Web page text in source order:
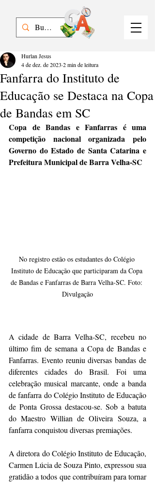
Fanfarra do Instituto de
Educação se Destaca na Copa
de Bandas em SC
Hurlan Jesus
4 de dez. de 2023 2 min de leitura
Copa de Bandas e Fanfarras é uma
competição nacional organizada pelo
Governo do Estado de Santa Catarina e
Prefeitura Municipal de Barra Velha-SC
No registro estão os estudantes do Colégio
Instituto de Educação que participaram da Copa
de Bandas e Fanfarras de Barra Velha-SC. Foto:
Divulgação
A cidade de Barra Velha-SC, recebeu no
último fim de semana a Copa de Bandas e
Fanfarras. Evento reuniu diversas bandas de
diferentes cidades do Brasil. Foi uma
celebração musical marcante, onde a banda
de fanfarra do Colégio Instituto de Educação
de Ponta Grossa destacou-se. Sob a batuta
do Maestro Willian de Oliveira Souza, a
fanfarra conquistou diversas premiações.
A diretora do Colégio Instituto de Educação,
Carmen Lúcia de Souza Pinto, expressou sua
gratidão a todos que contribuíram para tornar